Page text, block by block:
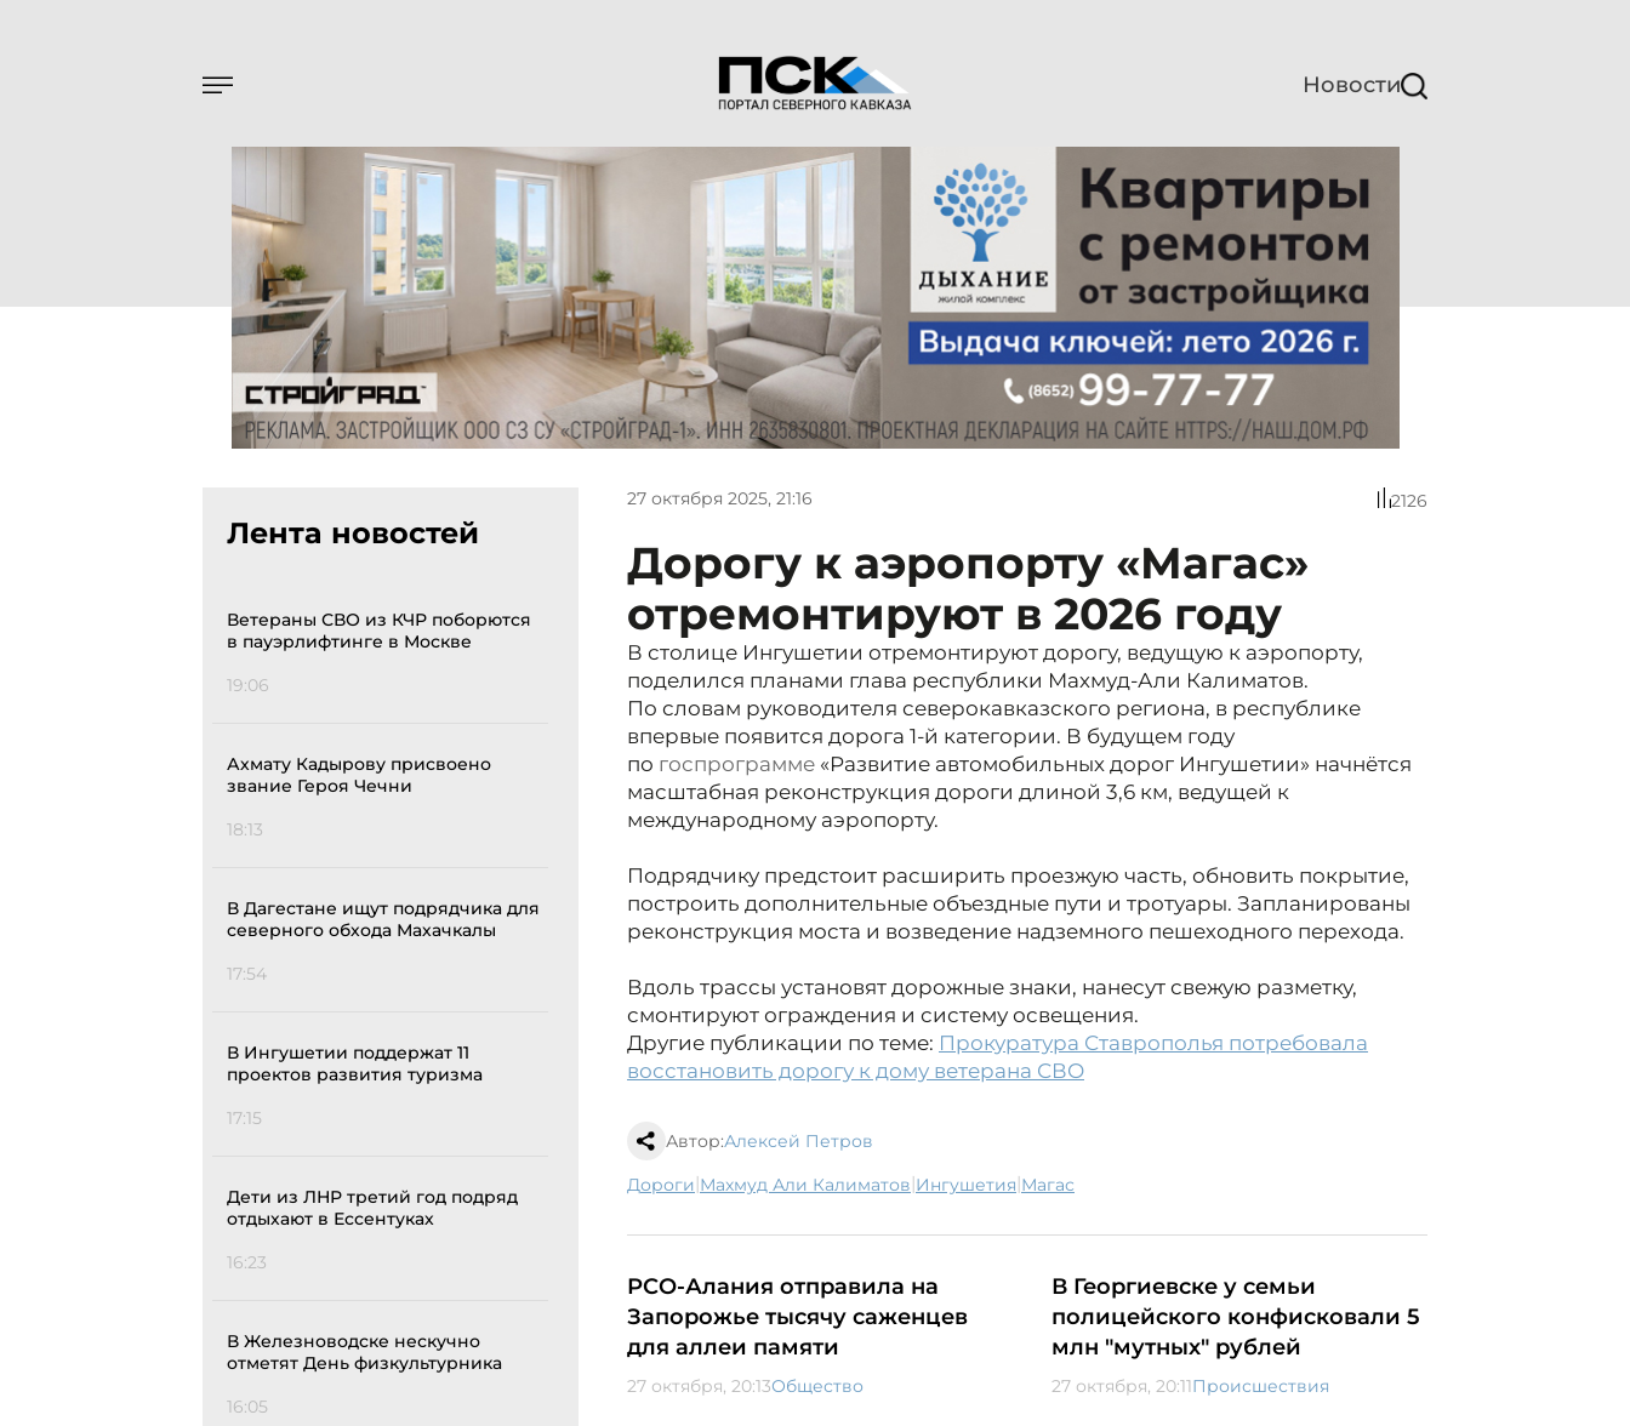
Новости
Лента новостей
Ветераны СВО из КЧР поборются
в пауэрлифтинге в Москве
19:06
Ахмату Кадырову присвоено
звание Героя Чечни
18:13
В Дагестане ищут подрядчика для
северного обхода Махачкалы
17:54
В Ингушетии поддержат 11
проектов развития туризма
17:15
Дети из ЛНР третий год подряд
отдыхают в Ессентуках
16:23
В Железноводске нескучно
отметят День физкультурника
16:05
27 октября 2025, 21:16 2126
Дорогу к аэропорту «Магас»
отремонтируют в 2026 году
В столице Ингушетии отремонтируют дорогу, ведущую к аэропорту,
поделился планами глава республики Махмуд-Али Калиматов.
По словам руководителя северокавказского региона, в республике
впервые появится дорога 1-й категории. В будущем году
по госпрограмме «Развитие автомобильных дорог Ингушетии» начнётся
масштабная реконструкция дороги длиной 3,6 км, ведущей к
международному аэропорту.
Подрядчику предстоит расширить проезжую часть, обновить покрытие,
построить дополнительные объездные пути и тротуары. Запланированы
реконструкция моста и возведение надземного пешеходного перехода.
Вдоль трассы установят дорожные знаки, нанесут свежую разметку,
смонтируют ограждения и систему освещения.
Другие публикации по теме: Прокуратура Ставрополья потребовала
восстановить дорогу к дому ветерана СВО
Автор:Алексей Петров
дороги| Махмуд Али Калиматов| Ингушетия| Магас
РСО-Алания отправила на
Запорожье тысячу саженцев
для аллеи памяти
27 октября, 20:13Общество
В Георгиевске у семьи
полицейского конфисковали 5
млн "мутных" рублей
27 октября, 20:11Происшествия